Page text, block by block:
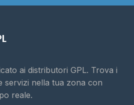
ai distributori GPL. Trova i
servizi nella tua zona con
reale.